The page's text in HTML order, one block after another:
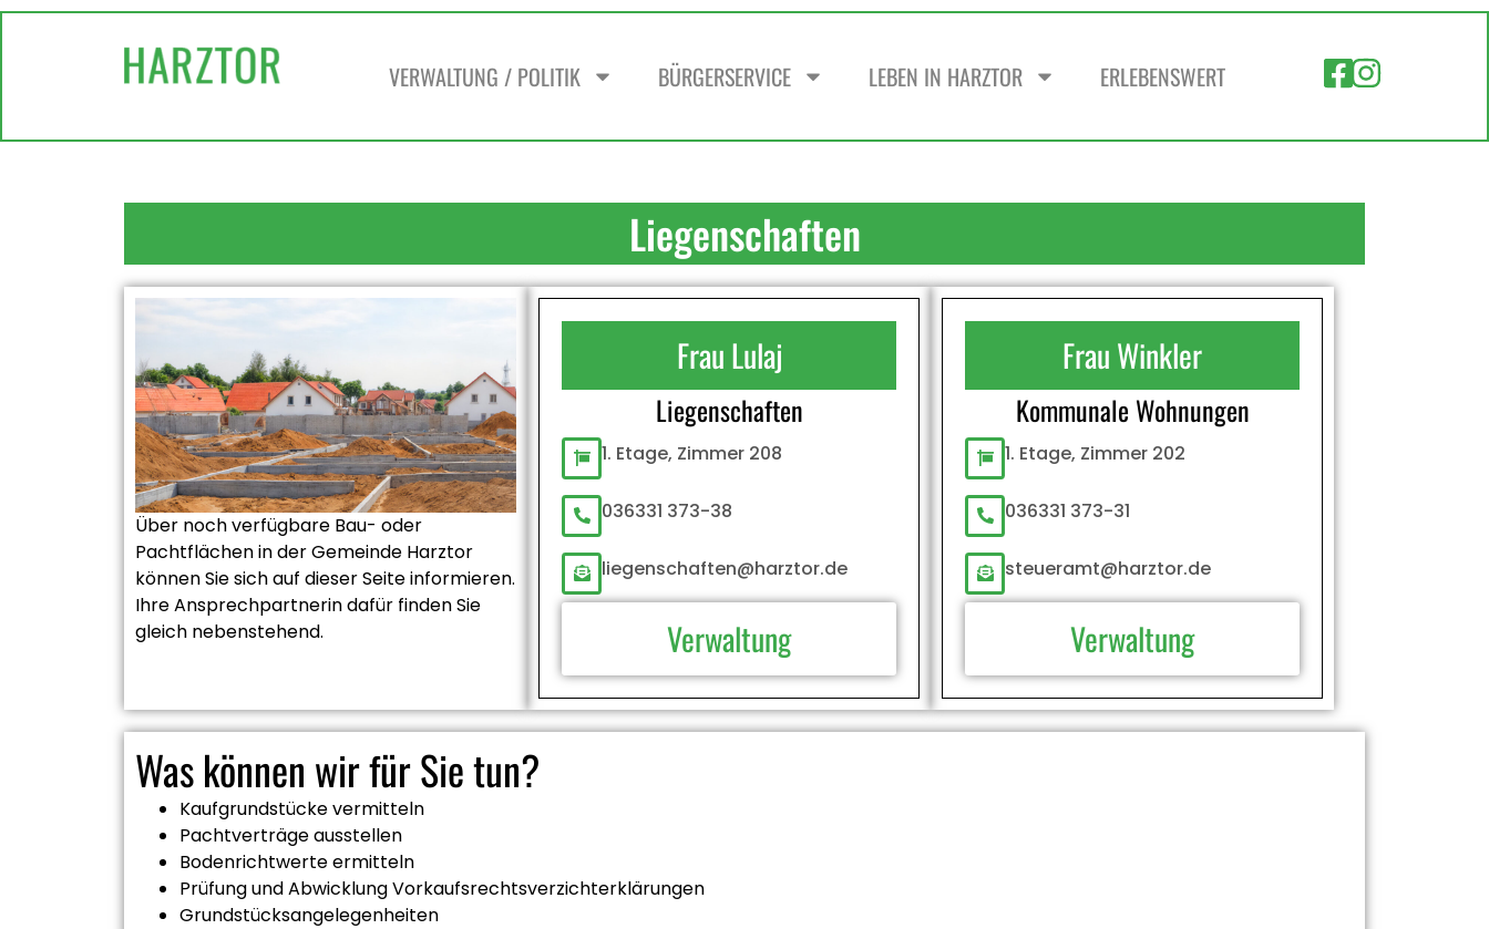
VERWALTUNG / POLITIK BÜRGERSERVICE LEBEN IN HARZTOR ERLEBENSWERT
Liegenschaften
Über noch verfügbare Bau- oder
Pachtflächen in der Gemeinde Harztor
können Sie sich auf dieser Seite informieren.
Ihre Ansprechpartnerin dafür finden Sie
gleich nebenstehend.
Frau Lulaj
Liegenschaften
1. Etage, Zimmer 208
036331 373-38
liegenschaften@harztor.de
Verwaltung
Frau Winkler
Kommunale Wohnungen
1. Etage, Zimmer 202
036331 373-31
steueramt@harztor.de
Verwaltung
Was können wir für Sie tun?
Kaufgrundstücke vermitteln
Pachtverträge ausstellen
Bodenrichtwerte ermitteln
Prüfung und Abwicklung Vorkaufsrechtsverzichterklärungen
Grundstücksangelegenheiten